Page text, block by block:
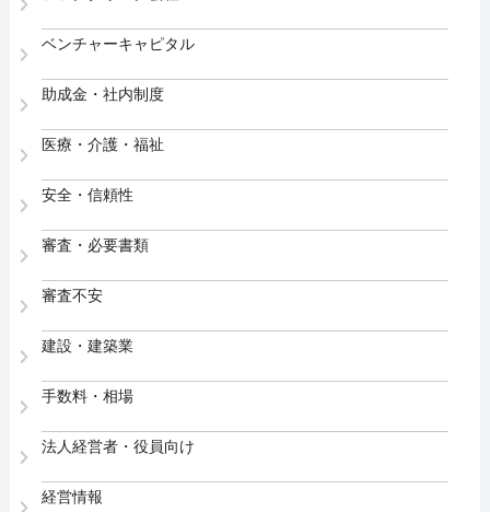
ベンチャーキャピタル
助成金・社内制度
医療・介護・福祉
安全・信頼性
審査・必要書類
審査不安
建設・建築業
手数料・相場
法人経営者・役員向け
経営情報